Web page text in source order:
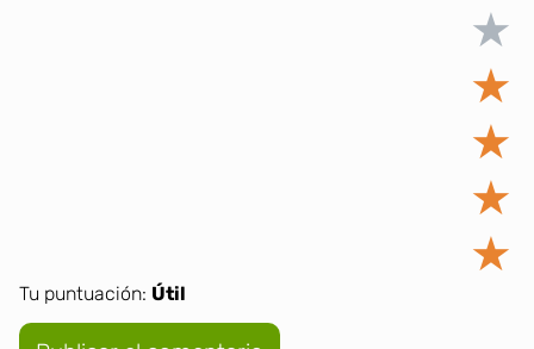
★
★
★
★
★
Tu puntuación: Útil